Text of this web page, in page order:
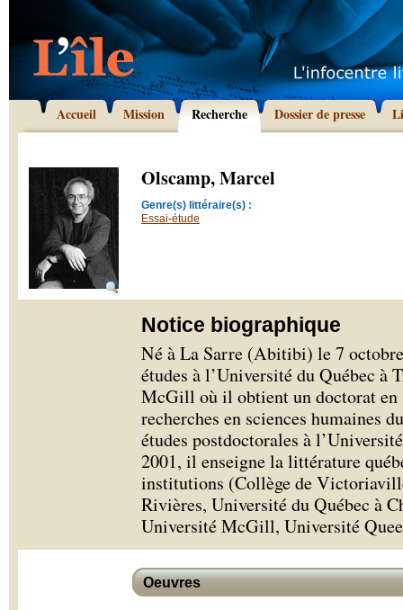
Accueil Mission Recherche Dossier de presse
Olscamp, Marcel
Genre(s) littéraire(s) :
Essai-étude
Notice biographique
Né à La Sarre (Abitibi) le 7
études à l’Université du Québec à
McGill où il obtient un doctorat en
recherches en sciences humaines
études postdoctorales à
2001, il enseigne la littérature
institutions (Collège de
Rivières, Université du Québec à
Université McGill, Université
Oeuvres